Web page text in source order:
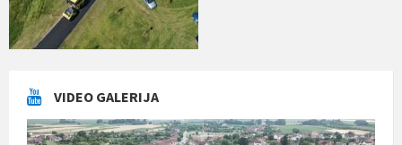
VIDEO GALERIJA